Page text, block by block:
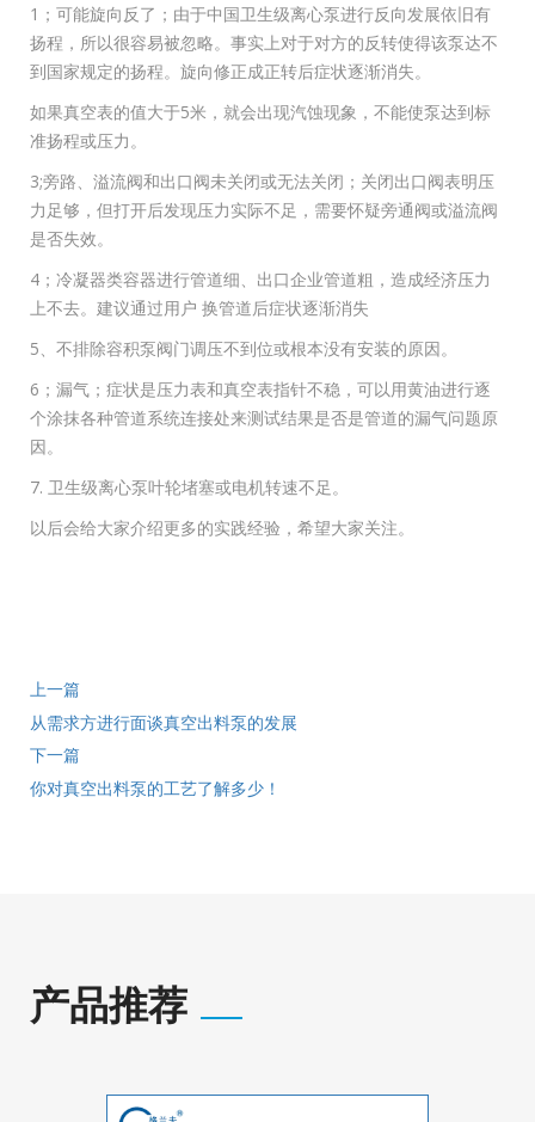
1；可能旋向反了；由于中国卫生级离心泵进行反向发展依旧有
扬程，所以很容易被忽略。事实上对于对方的反转使得该泵达不
到国家规定的扬程。旋向修正成正转后症状逐渐消失。
如果真空表的值大于5米，就会出现汽蚀现象，不能使泵达到标
准扬程或压力。
3;旁路、溢流阀和出口阀未关闭或无法关闭；关闭出口阀表明压
力足够，但打开后发现压力实际不足，需要怀疑旁通阀或溢流阀
是否失效。
4；冷凝器类容器进行管道细、出口企业管道粗，造成经济压力
上不去。建议通过用户 换管道后症状逐渐消失
5、不排除容积泵阀门调压不到位或根本没有安装的原因。
6；漏气；症状是压力表和真空表指针不稳，可以用黄油进行逐
个涂抹各种管道系统连接处来测试结果是否是管道的漏气问题原
因。
7. 卫生级离心泵叶轮堵塞或电机转速不足。
以后会给大家介绍更多的实践经验，希望大家关注。
上一篇
从需求方进行面谈真空出料泵的发展
下一篇
你对真空出料泵的工艺了解多少！
产品推荐